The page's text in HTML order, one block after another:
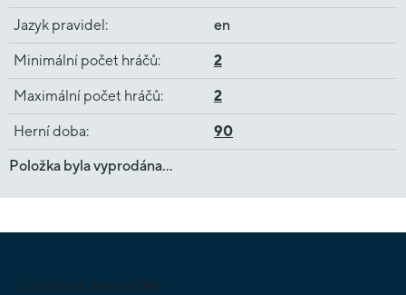
Jazyk pravidel: en
Minimální počet hráčů: 2
Maximální počet hráčů: 2
Herní doba:
90
Položka byla vyprodána…
Odebírat newsletter